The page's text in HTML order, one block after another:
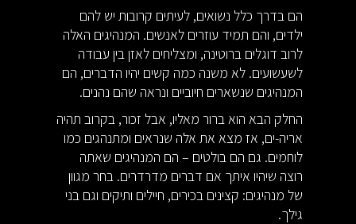
הם בדרך כלל נשואים, לעיתים קרובות יש להם
ילדים, והם תמיד עוזרים לאנשים. המנהיגים האלה
לרוב דוגלים ברוטינה, ומצליחים לאזן בין עבודה
לשעשועים. לא משנה כמה קשים יהיו הדברים, הם
המנהיגים שנשארים חיוביים ונראה שהם נהנים.
החלק הבא הוא ברור מאליו, אבל זכור, בקרוב תהיה
אריה-ים, אז מצא את אלה שנראים ומתנהגים כמו
לוחמים. גם הם בולטים – הם המנהיגים שאתה
רוצה שיהיו איתך אם דברים מדרדרים. בחר מגוון
של מנהיגים: קצינים בכירים, חיילים ותיקים וגם בני
גילך.